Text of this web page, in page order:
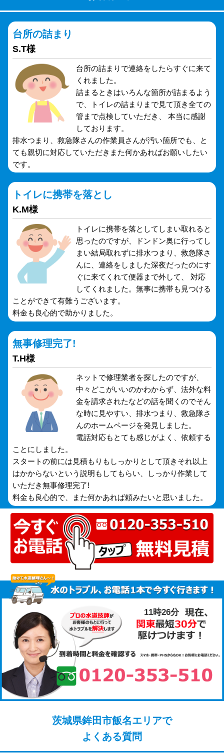
台所の詰まり
S.T様
台所の詰まりで連絡をしたらすぐに来て
くれました。
詰まるときはいろんな箇所が詰まるよう
で、トイレの詰まりまで見て頂き全ての
管まで点検していただき、 本当に感謝
しております。
排水つまり、救急隊さんの作業員さんが汚い箇所でも、と
ても親切に対応していただきまた何かあればお願いしたい
です。
トイレに携帯を落とし
K.M様
トイレに携帯を落としてしまい取れると
思ったのですが、ドンドン奥に行ってし
まい結局取れずに排水つまり、救急隊さ
んに、連絡をしました深夜だったのにす
ぐに来てくれて便器まで外して、 対応
してくれました。無事に携帯も見つける
ことができて有難うございます。
料金も良心的で助かりました。
無事修理完了!
T.H様
ネットで修理業者を探したのですが、
中々どこがいいのかわからず、法外な料
金を請求されたなどの話を聞くのでそん
な時に見やすい、排水つまり、救急隊さ
んのホームページを発見しました。
電話対応もとても感じがよく、依頼する
ことにしました。
スタートの前には見積もりもしっかりとして頂きそれ以上
はかからないという説明もしてもらい、しっかり作業して
いただき無事修理完了!
料金も良心的で、また何かあれば頼みたいと思いました。
11時26分
茨城県鉾田市飯名エリアで
よくある質問